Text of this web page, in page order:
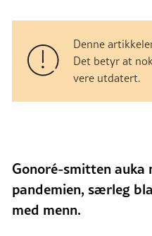
Denne
Det betyr at
vere utdatert.
Gonoré-smitten
pandemien, særleg
med menn.